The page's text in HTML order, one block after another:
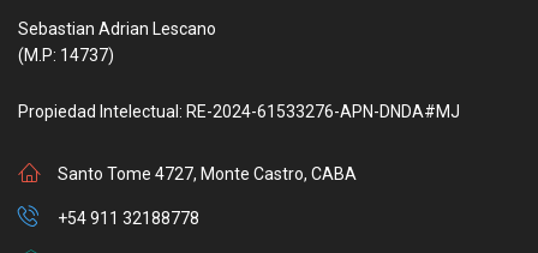
Sebastian Adrian Lescano
(M.P: 14737)
Propiedad Intelectual: RE-2024-61533276-APN-DNDA#MJ
Santo Tome 4727, Monte Castro, CABA
+54 911 32188778